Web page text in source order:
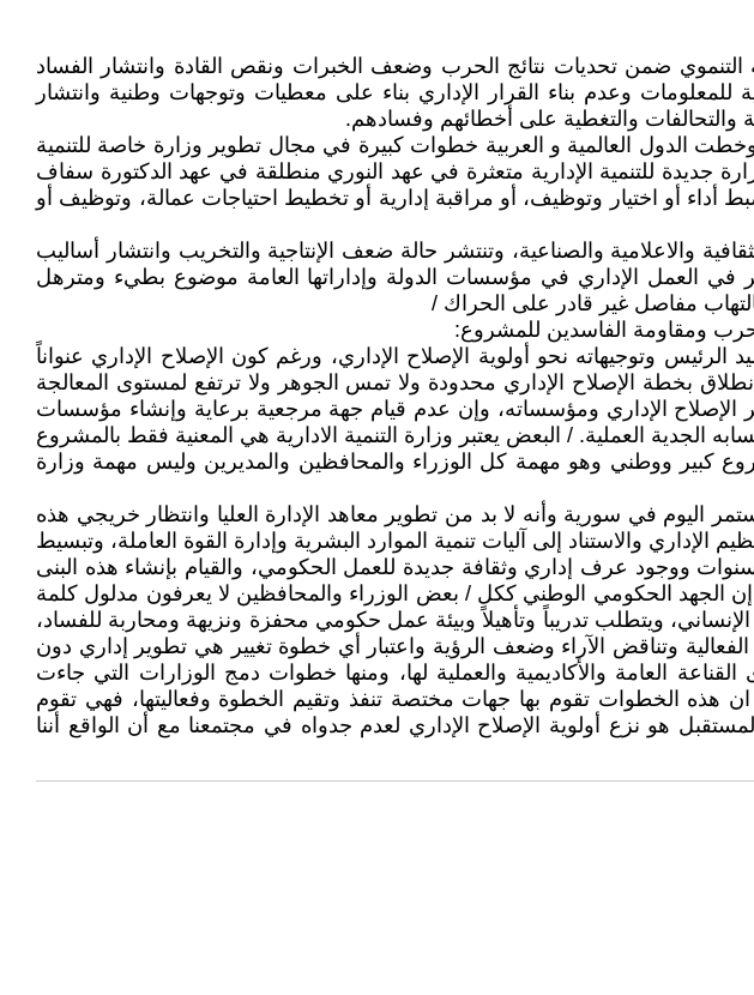
التنموي ضمن تحديات نتائج الحرب وضعف الخبرات ونقص القادة وانتشار الفساد
وعدم بناء القرار الإداري بناء على معطيات وتوجهات وطنية وانتشار
والتحالفات والتغطية على أخطائهم وفسادهم.
الدول العالمية و العربية خطوات كبيرة في مجال تطوير وزارة خاصة للتنمية
جديدة للتنمية الإدارية متعثرة في عهد النوري منطلقة في عهد الدكتورة سفاف
أو اختيار وتوظيف، أو مراقبة إدارية أو تخطيط احتياجات عمالة، وتوظيف أو
والاعلامية والصناعية، وتنتشر حالة ضعف الإنتاجية والتخريب وانتشار أساليب
في العمل الإداري في مؤسسات الدولة وإداراتها العامة موضوع بطيء ومترهل
مفاصل غير قادر على الحراك /
ومقاومة الفاسدين للمشروع:
وتوجيهاته نحو أولوية الإصلاح الإداري، ورغم كون الإصلاح الإداري عنواناً
بخطة الإصلاح الإداري محدودة ولا تمس الجوهر ولا ترتفع لمستوى المعالجة
الإداري ومؤسساته، وإن عدم قيام جهة مرجعية برعاية وإنشاء مؤسسات
العملية. / البعض يعتبر وزارة التنمية الادارية هي المعنية فقط بالمشروع
كبير ووطني وهو مهمة كل الوزراء والمحافظين والمديرين وليس مهمة وزارة
في سورية وأنه لا بد من تطوير معاهد الإدارة العليا وانتظار خريجي هذه
والاستناد إلى آليات تنمية الموارد البشرية وإدارة القوة العاملة، وتبسيط
ووجود عرف إداري وثقافة جديدة للعمل الحكومي، والقيام بإنشاء هذه البنى
الجهد الحكومي الوطني ككل / بعض الوزراء والمحافظين لا يعرفون مدلول كلمة
ويتطلب تدريباً وتأهيلاً وبيئة عمل حكومي محفزة ونزيهة ومحاربة للفساد،
وتناقض الآراء وضعف الرؤية واعتبار أي خطوة تغيير هي تطوير إداري دون
العامة والأكاديمية والعملية لها، ومنها خطوات دمج الوزارات التي جاءت
هذه الخطوات تقوم بها جهات مختصة تنفذ وتقيم الخطوة وفعاليتها، فهي تقوم
هو نزع أولوية الإصلاح الإداري لعدم جدواه في مجتمعنا مع أن الواقع أننا